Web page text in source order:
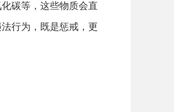
碳等，这些物质会直
行为，既是惩戒，更